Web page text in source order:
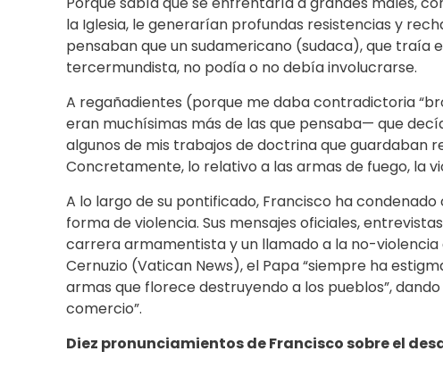
la Iglesia, le generarían profundas resistencias y
pensaban que un sudamericano (sudaca), que traía
tercermundista, no podía o no debía involucrarse.
A regañadientes (porque me daba contradictoria
eran muchísimas más de las que pensaba— que
algunos de mis trabajos de doctrina que guardaban
Concretamente, lo relativo a las armas de fuego, la
A lo largo de su pontificado, Francisco ha
forma de violencia. Sus mensajes oficiales,
carrera armamentista y un llamado a la no-
Cernuzio (Vatican News), el Papa “siempre ha
armas que florece destruyendo a los pueblos”,
comercio”.
Diez pronunciamientos de Francisco sobre el